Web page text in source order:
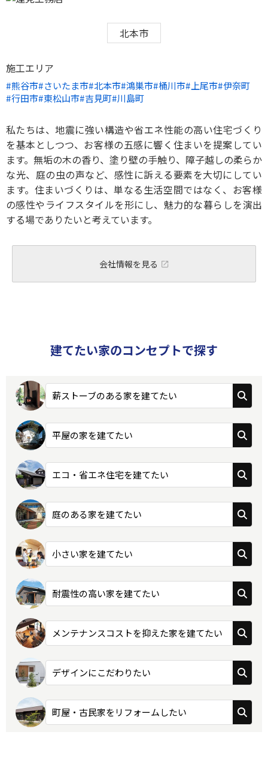
北本市
施工エリア
熊谷市 さいたま市 北本市 鴻巣市 桶川市 上尾市 伊奈町
行田市 東松山市 吉見町 川島町
私たちは、地震に強い構造や省エネ性能の高い住宅づくり
を基本としつつ、お客様の五感に響く住まいを提案してい
ます。無垢の木の香り、塗り壁の手触り、障子越しの柔らか
な光、庭の虫の声など、感性に訴える要素を大切にしてい
ます。住まいづくりは、単なる生活空間ではなく、お客様
の感性やライフスタイルを形にし、魅力的な暮らしを演出
する場でありたいと考えています。
会社情報を見る
建てたい家のコンセプトで探す
薪ストーブのある家を建てたい
平屋の家を建てたい
エコ・省エネ住宅を建てたい
庭のある家を建てたい
小さい家を建てたい
耐震性の高い家を建てたい
メンテナンスコストを抑えた家を建てたい
デザインにこだわりたい
町屋・古民家をリフォームしたい